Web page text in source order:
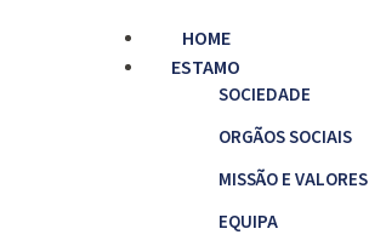
HOME
ESTAMO
SOCIEDADE
ORGÃOS SOCIAIS
MISSÃO E VALORES
EQUIPA